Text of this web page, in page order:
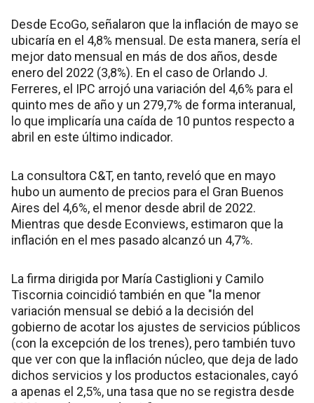
Desde EcoGo, señalaron que la inflación de mayo se
ubicaría en el 4,8% mensual. De esta manera, sería el
mejor dato mensual en más de dos años, desde
enero del 2022 (3,8%). En el caso de Orlando J.
Ferreres, el IPC arrojó una variación del 4,6% para el
quinto mes de año y un 279,7% de forma interanual,
lo que implicaría una caída de 10 puntos respecto a
abril en este último indicador.
La consultora C&T, en tanto, reveló que en mayo
hubo un aumento de precios para el Gran Buenos
Aires del 4,6%, el menor desde abril de 2022.
Mientras que desde Econviews, estimaron que la
inflación en el mes pasado alcanzó un 4,7%.
La firma dirigida por María Castiglioni y Camilo
Tiscornia coincidió también en que "la menor
variación mensual se debió a la decisión del
gobierno de acotar los ajustes de servicios públicos
(con la excepción de los trenes), pero también tuvo
que ver con que la inflación núcleo, que deja de lado
dichos servicios y los productos estacionales, cayó
a apenas el 2,5%, una tasa que no se registra desde